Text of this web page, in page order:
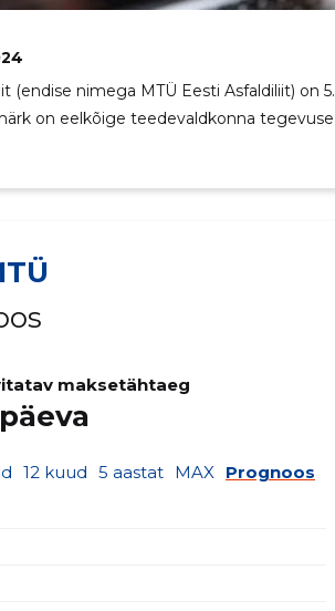
(endise nimega MTÜ Eesti Asfaldiliit) on 5.
on eelkõige teedevaldkonna tegevuse
maksetähtaeg
12 kuud 5 aastat MAX Prognoos